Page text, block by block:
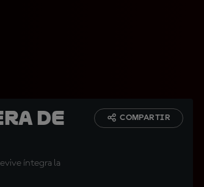
de
íntegra la
COMPARTIR